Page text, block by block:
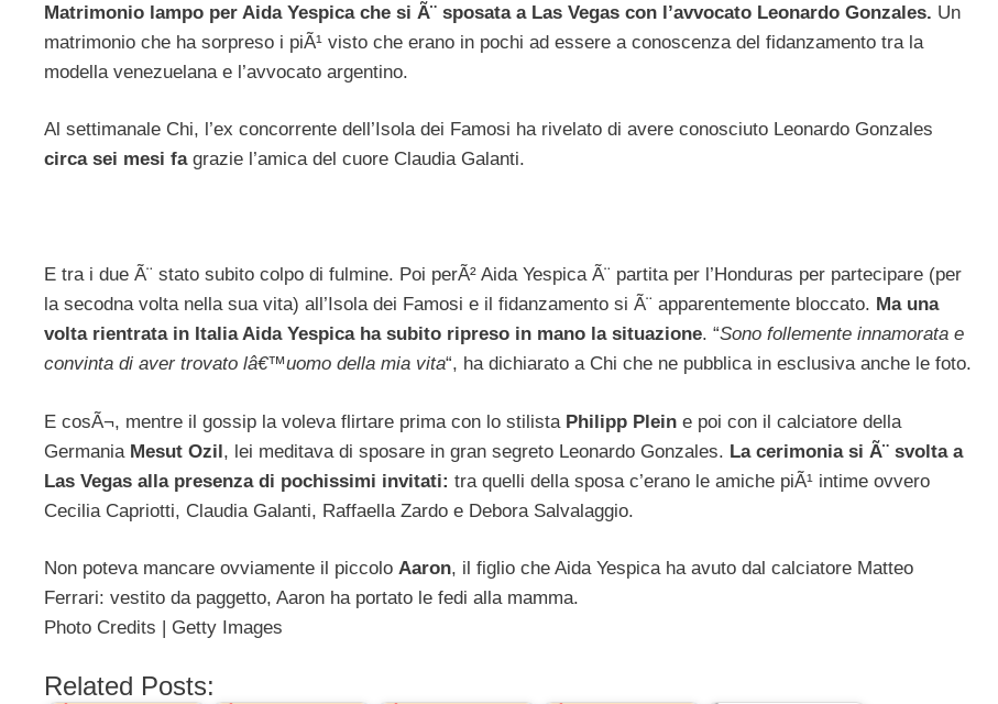
Matrimonio lampo per Aida Yespica che si Ã¨ sposata a Las Vegas con l’avvocato Leonardo Gonzales. Un
matrimonio che ha sorpreso i piÃ¹ visto che erano in pochi ad essere a conoscenza del fidanzamento tra la
modella venezuelana e l’avvocato argentino.
Al settimanale Chi, l’ex concorrente dell’Isola dei Famosi ha rivelato di avere conosciuto Leonardo Gonzales
circa sei mesi fa grazie l’amica del cuore Claudia Galanti.
E tra i due Ã¨ stato subito colpo di fulmine. Poi perÃ² Aida Yespica Ã¨ partita per l’Honduras per partecipare (per
la secodna volta nella sua vita) all’Isola dei Famosi e il fidanzamento si Ã¨ apparentemente bloccato. Ma una
volta rientrata in Italia Aida Yespica ha subito ripreso in mano la situazione. “Sono follemente innamorata e
convinta di aver trovato lâ€™uomo della mia vita“, ha dichiarato a Chi che ne pubblica in esclusiva anche le foto.
E cosÃ¬, mentre il gossip la voleva flirtare prima con lo stilista Philipp Plein e poi con il calciatore della
Germania Mesut Ozil, lei meditava di sposare in gran segreto Leonardo Gonzales. La cerimonia si Ã¨ svolta a
Las Vegas alla presenza di pochissimi invitati: tra quelli della sposa c’erano le amiche piÃ¹ intime ovvero
Cecilia Capriotti, Claudia Galanti, Raffaella Zardo e Debora Salvalaggio.
Non poteva mancare ovviamente il piccolo Aaron, il figlio che Aida Yespica ha avuto dal calciatore Matteo
Ferrari: vestito da paggetto, Aaron ha portato le fedi alla mamma.
Photo Credits | Getty Images
Related Posts: